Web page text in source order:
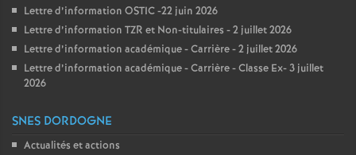
Lettre d’information OSTIC -22 juin 2026
Lettre d’information TZR et Non-titulaires - 2 juillet 2026
Lettre d’information académique - Carrière - 2 juillet 2026
Lettre d’information académique - Carrière - Classe Ex- 3 juillet
2026
SNES DORDOGNE
Actualités et actions